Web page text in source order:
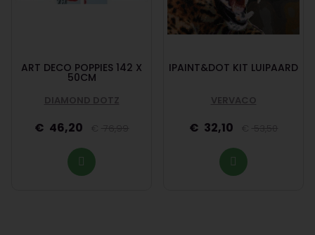
ART DECO POPPIES 142 X
50CM
DIAMOND DOTZ
46,20 76,99
IPAINT&DOT KIT LUIPAARD
VERVACO
32,10 53,50